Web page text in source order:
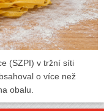
(SZPI) v tržní síti
o více než
obalu.